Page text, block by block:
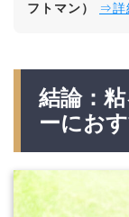
フトマン）
⇒詳
結論：
ーにお